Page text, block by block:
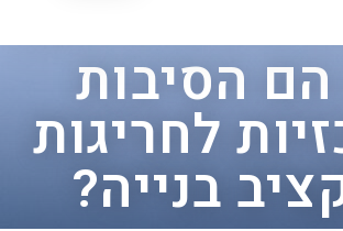
הסיבות
לחריגות
בנייה?